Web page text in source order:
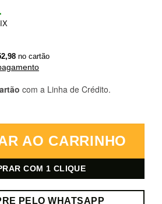
no cartão
com a Linha de Crédito.
AO CARRINHO
COM 1 CLIQUE
PELO WHATSAPP